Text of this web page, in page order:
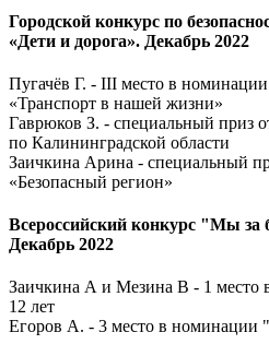
Городской конкурс по
«Дети и дорога». Декабрь 2022
Пугачёв Г. - III место в номинации
«Транспорт в нашей жизни»
Гаврюков З. - специальный
по Калининградской области
Заичкина Арина -
«Безопасный регион»
Всероссийский конкурс "Мы за
Декабрь 2022
Заичкина А и Мезина В - 1 место
12 лет
Егоров А. - 3 место в номинации